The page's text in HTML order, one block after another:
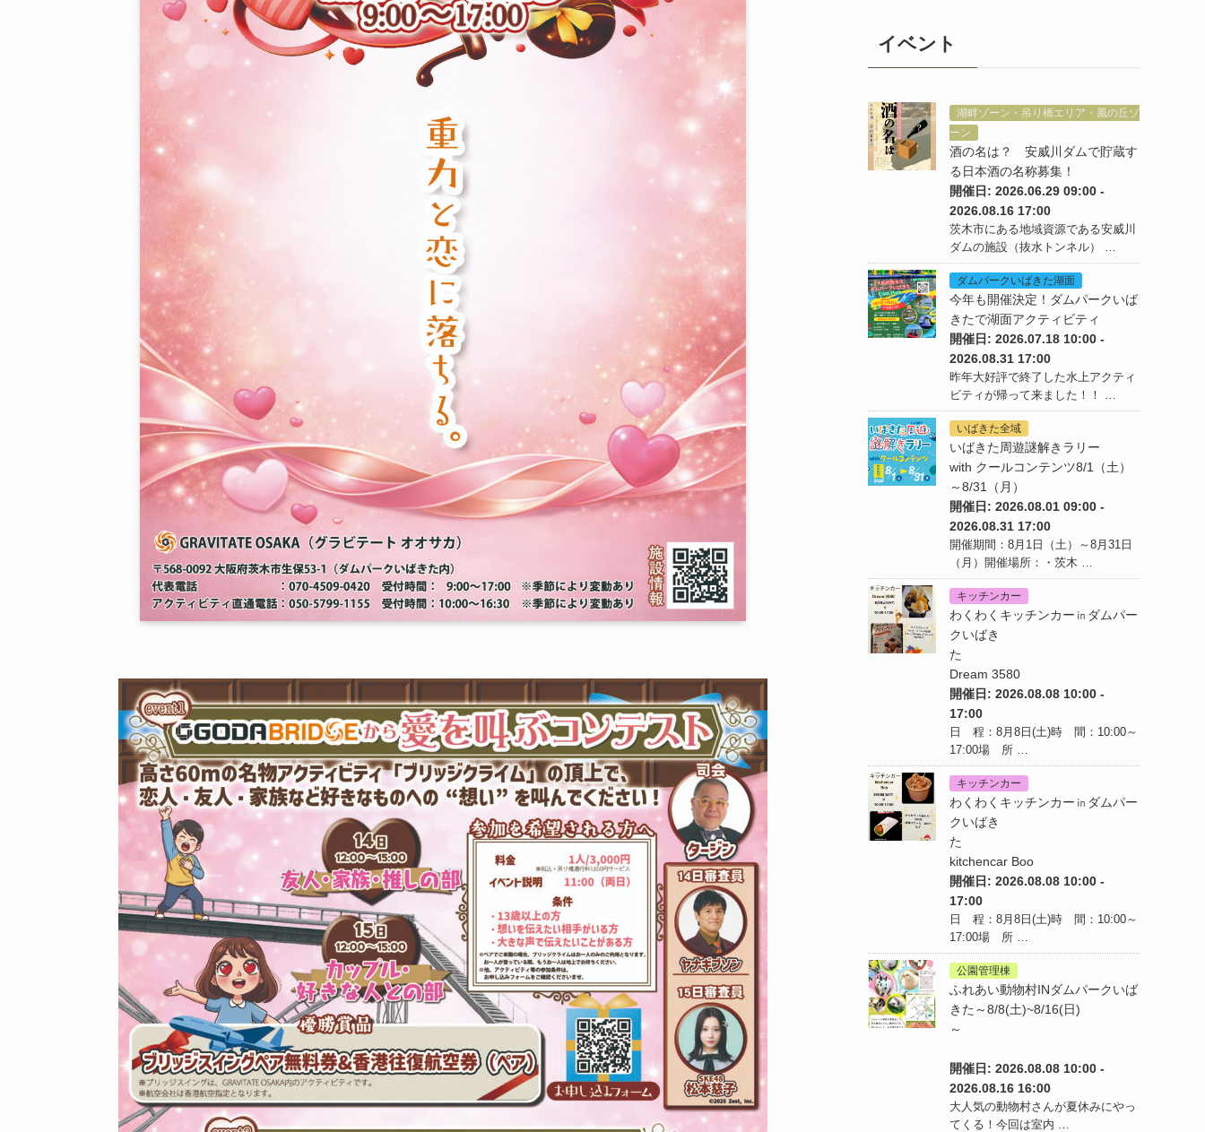
イベント
湖畔ゾーン・吊り橋エリア・風の丘ゾ
ーン
酒の名は？ 安威川ダムで貯蔵す
る日本酒の名称募集！
開催日: 2026.06.29 09:00 -
2026.08.16 17:00
茨木市にある地域資源である安威川
ダムの施設（抜水トンネル） …
ダムパークいばきた湖面
今年も開催決定！ダムパークいば
きたで湖面アクティビティ
開催日: 2026.07.18 10:00 -
2026.08.31 17:00
昨年大好評で終了した水上アクティ
ビティが帰って来ました！！ …
いばきた全域
いばきた周遊謎解きラリー
with クールコンテンツ8/1（土）
～8/31（月）
開催日: 2026.08.01 09:00 -
2026.08.31 17:00
開催期間：8月1日（土）～8月31日
（月）開催場所：・茨木 …
キッチンカー
わくわくキッチンカー㏌ダムパー
クいばき
た
Dream 3580
開催日: 2026.08.08 10:00 -
17:00
日 程：8月8日(土)時 間：10:00～
17:00場 所 …
キッチンカー
わくわくキッチンカー㏌ダムパー
クいばき
た
kitchencar Boo
開催日: 2026.08.08 10:00 -
17:00
日 程：8月8日(土)時 間：10:00～
17:00場 所 …
公園管理棟
ふれあい動物村INダムパークいば
きた～8/8(土)~8/16(日)
～
開催日: 2026.08.08 10:00 -
2026.08.16 16:00
大人気の動物村さんが夏休みにやっ
てくる！今回は室内 …